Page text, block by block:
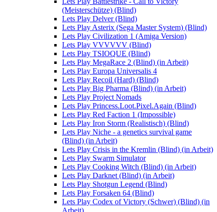
(Meisterschütze) (Blind)
Lets Play Delver (Blind)
Lets Play Asterix (Sega Master System) (Blind)
Lets Play Civilization 1 (Amiga Version)
Lets Play VVVVVV (Blind)
Lets Play TSIOQUE (Blind)
Lets Play MegaRace 2 (Blind) (in Arbeit)
Lets Play Europa Universalis 4
Lets Play Recoil (Hard) (Blind)
Lets Play Big Pharma (Blind) (in Arbeit)
Lets Play Project Nomads
Lets Play Princess.Loot.Pixel.Again (Blind)
Lets Play Red Faction 1 (Impossible)
Lets Play Iron Storm (Realistisch) (Blind)
Lets Play Niche - a genetics survival game
(Blind) (in Arbeit)
Lets Play Crisis in the Kremlin (Blind) (in Arbeit)
Lets Play Swarm Simulator
Lets Play Cooking Witch (Blind) (in Arbeit)
Lets Play Darknet (Blind) (in Arbeit)
Lets Play Shotgun Legend (Blind)
Lets Play Forsaken 64 (Blind)
Lets Play Codex of Victory (Schwer) (Blind) (in
Arbeit)